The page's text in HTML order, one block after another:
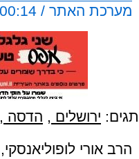
מערכת האתר / 00:14 23.12.25
תגים: ירושלים , הדסה ,
הרב אורי